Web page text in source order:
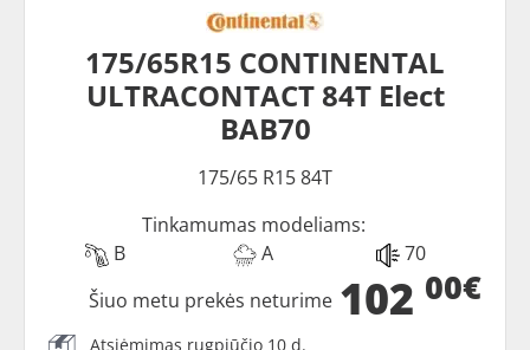
175/65R15 CONTINENTAL
ULTRACONTACT 84T Elect
BAB70
175/65 R15 84T
Tinkamumas modeliams:
B
A 70
102 00€
Šiuo metu prekės neturime
Atsiėmimas rugpjūčio 10 d.